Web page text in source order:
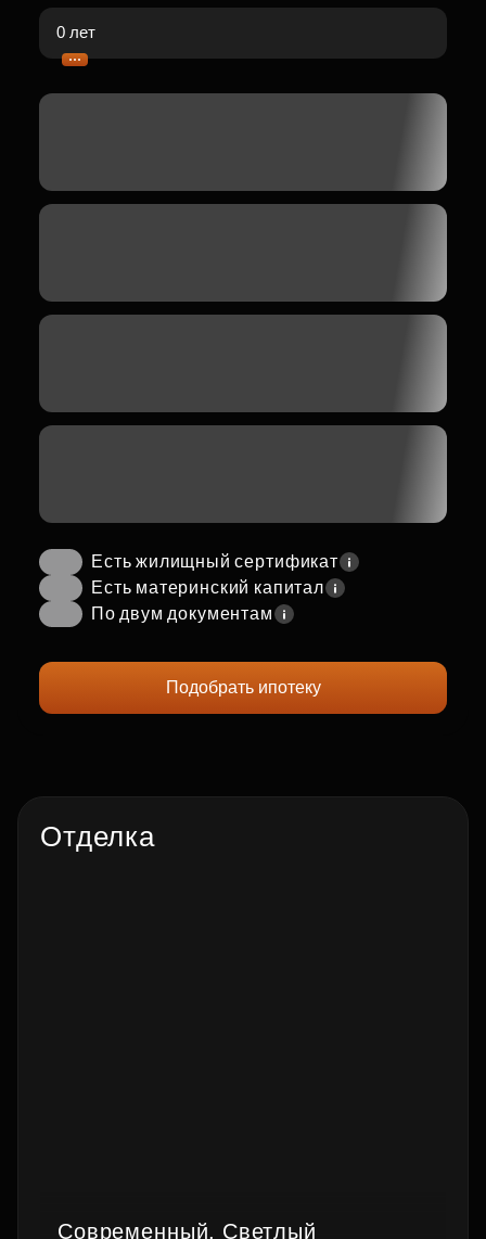
Есть жилищный сертификат
Есть материнский капитал
По двум документам
Подобрать ипотеку
Отделка
Современный, Светлый